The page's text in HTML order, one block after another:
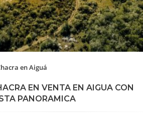
en Aiguá
EN VENTA EN AIGUA CON
PANORAMICA